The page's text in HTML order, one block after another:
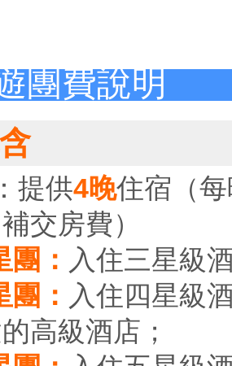
團費說明
：提供4晚住宿（
交房費）
團： 入住三星級
團： 入住四星級
高級酒店；